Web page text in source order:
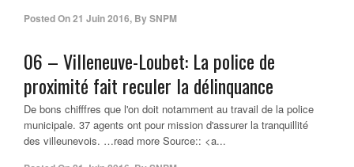
Posted On21 Juin 2016, BySNPM
06 – Villeneuve-Loubet: La police de
proximité fait reculer la délinquance
De bons chifffres que l'on doit notamment au travail de la police
municipale. 37 agents ont pour mission d'assurer la tranquillité
des villeunevois. …read more Source:: <a...